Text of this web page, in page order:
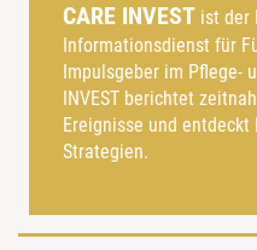
CARE INVEST ist der
Informationsdienst für
Impulsgeber im Pflege-
INVEST berichtet
Ereignisse und
Strategien.